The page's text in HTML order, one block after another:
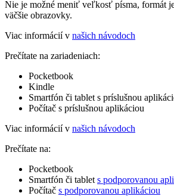
Nie je možné meniť veľkosť písma, formát
väčšie obrazovky.
Viac informácií v našich návodoch
Prečítate na zariadeniach:
Pocketbook
Kindle
Smartfón či tablet s príslušnou
Počítač s príslušnou aplikáciou
Viac informácií v našich návodoch
Prečítate na:
Pocketbook
Smartfón či tablet s podporovanou
Počítač s podporovanou aplikáciou